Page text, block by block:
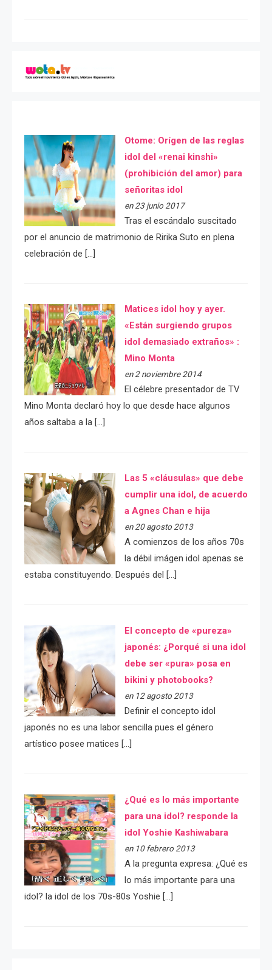
Otome: Orígen de las reglas
idol del «renai kinshi»
(prohibición del amor) para
señoritas idol
en 23 junio 2017
Tras el escándalo suscitado
por el anuncio de matrimonio de Ririka Suto en plena
celebración de […]
Matices idol hoy y ayer.
«Están surgiendo grupos
idol demasiado extraños» :
Mino Monta
en 2 noviembre 2014
El célebre presentador de TV
Mino Monta declaró hoy lo que desde hace algunos
años saltaba a la […]
Las 5 «cláusulas» que debe
cumplir una idol, de acuerdo
a Agnes Chan e hija
en 20 agosto 2013
A comienzos de los años 70s
la débil imágen idol apenas se
estaba constituyendo. Después del […]
El concepto de «pureza»
japonés: ¿Porqué si una idol
debe ser «pura» posa en
bikini y photobooks?
en 12 agosto 2013
Definir el concepto idol
japonés no es una labor sencilla pues el género
artístico posee matices […]
¿Qué es lo más importante
para una idol? responde la
idol Yoshie Kashiwabara
en 10 febrero 2013
A la pregunta expresa: ¿Qué es
lo más importante para una
idol? la idol de los 70s-80s Yoshie […]